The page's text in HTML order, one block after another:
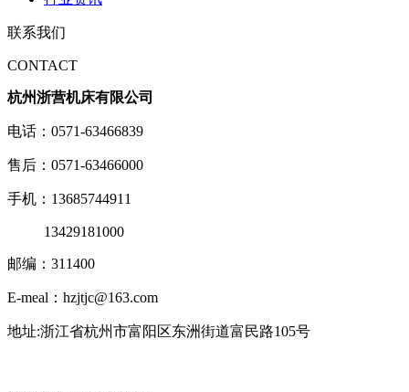
联系我们
CONTACT
杭州浙营机床有限公司
电话：0571-63466839
售后：0571-63466000
手机：13685744911
13429181000
邮编：311400
E-meal：hzjtjc@163.com
地址:浙江省杭州市富阳区东洲街道富民路105号